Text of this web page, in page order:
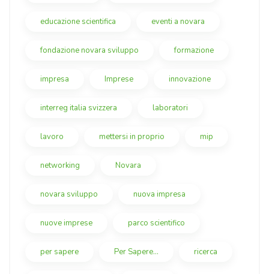
educazione scientifica eventi a novara
fondazione novara sviluppo formazione
impresa Imprese innovazione
interreg italia svizzera laboratori
lavoro mettersi in proprio mip
networking Novara
novara sviluppo nuova impresa
nuove imprese parco scientifico
per sapere Per Sapere... ricerca